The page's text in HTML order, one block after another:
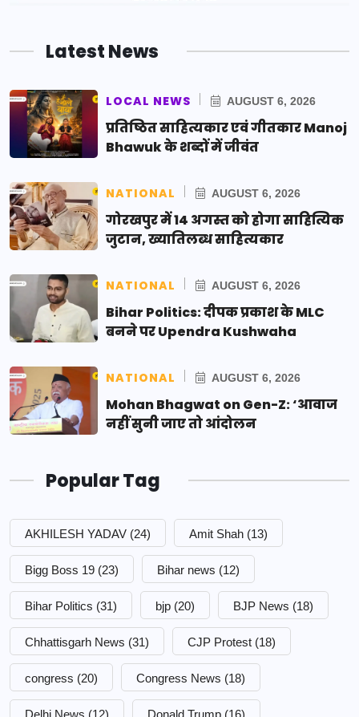
Latest News
LOCAL NEWS AUGUST 6, 2026
प्रतिष्ठित साहित्यकार एवं गीतकार Manoj
Bhawuk के शब्दों में जीवंत
NATIONAL AUGUST 6, 2026
गोरखपुर में 14 अगस्त को होगा साहित्यिक
जुटान, ख्यातिलब्ध साहित्यकार
NATIONAL AUGUST 6, 2026
Bihar Politics: दीपक प्रकाश के MLC
बनने पर Upendra Kushwaha
NATIONAL AUGUST 6, 2026
Mohan Bhagwat on Gen-Z: ‘आवाज
नहीं सुनी जाए तो आंदोलन
Popular Tag
AKHILESH YADAV (24) Amit Shah (13)
Bigg Boss 19 (23) Bihar news (12)
Bihar Politics (31) bjp (20) BJP News (18)
Chhattisgarh News (31) CJP Protest (18)
congress (20) Congress News (18)
Delhi News (12) Donald Trump (16)